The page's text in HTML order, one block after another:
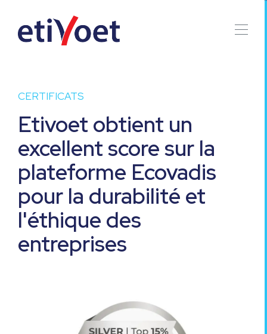
CERTIFICATS
Etivoet obtient un
excellent score sur la
plateforme Ecovadis
pour la durabilité et
l'éthique des
entreprises